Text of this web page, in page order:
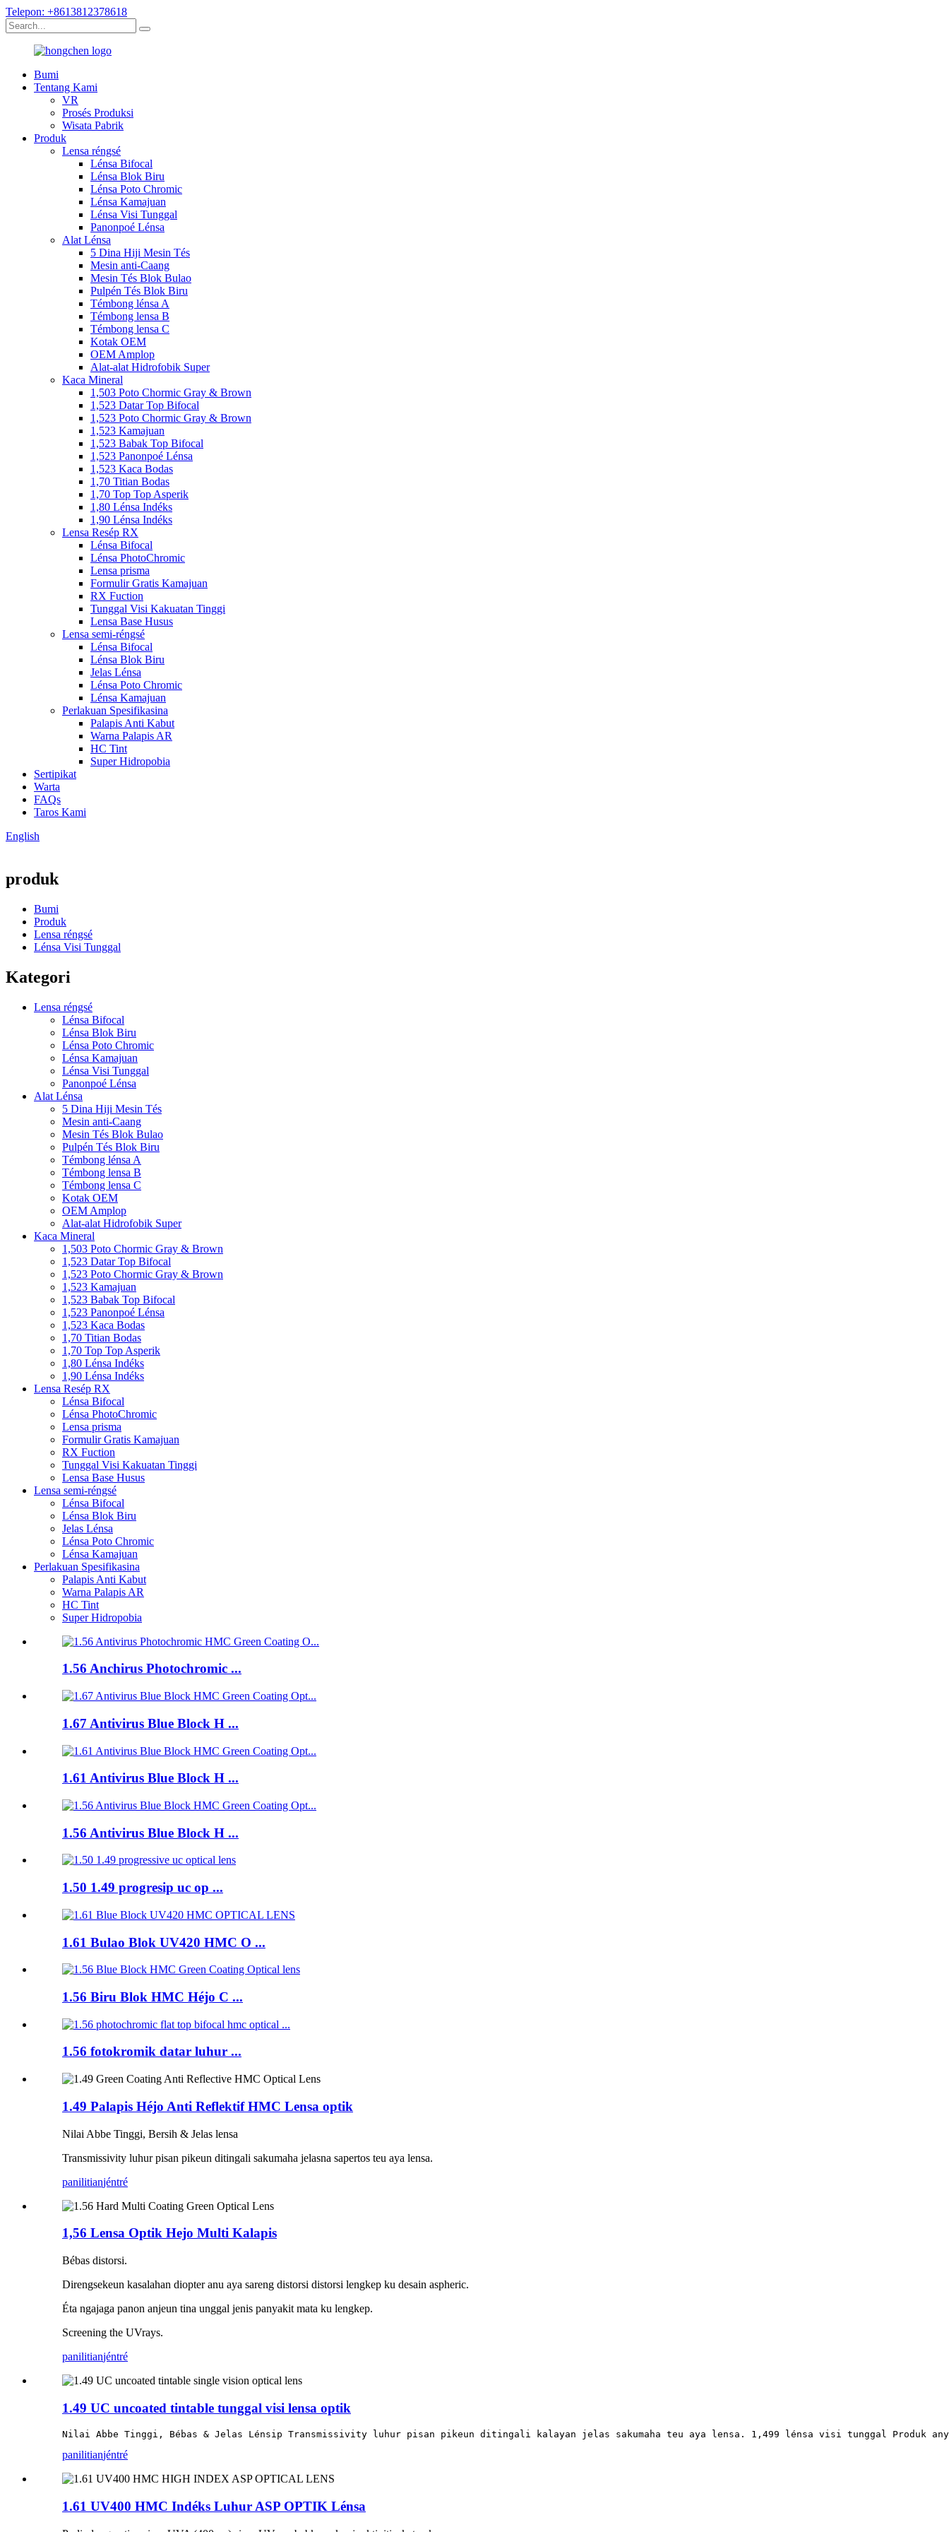
Telepon: +8613812378618
Bumi
Tentang Kami
VR
Prosés Produksi
Wisata Pabrik
Produk
Lensa réngsé
Lénsa Bifocal
Lénsa Blok Biru
Lénsa Poto Chromic
Lénsa Kamajuan
Lénsa Visi Tunggal
Panonpoé Lénsa
Alat Lénsa
5 Dina Hiji Mesin Tés
Mesin anti-Caang
Mesin Tés Blok Bulao
Pulpén Tés Blok Biru
Témbong lénsa A
Témbong lensa B
Témbong lensa C
Kotak OEM
OEM Amplop
Alat-alat Hidrofobik Super
Kaca Mineral
1,503 Poto Chormic Gray & Brown
1,523 Datar Top Bifocal
1,523 Poto Chormic Gray & Brown
1,523 Kamajuan
1,523 Babak Top Bifocal
1,523 Panonpoé Lénsa
1,523 Kaca Bodas
1,70 Titian Bodas
1,70 Top Top Asperik
1,80 Lénsa Indéks
1,90 Lénsa Indéks
Lensa Resép RX
Lénsa Bifocal
Lénsa PhotoChromic
Lensa prisma
Formulir Gratis Kamajuan
RX Fuction
Tunggal Visi Kakuatan Tinggi
Lensa Base Husus
Lensa semi-réngsé
Lénsa Bifocal
Lénsa Blok Biru
Jelas Lénsa
Lénsa Poto Chromic
Lénsa Kamajuan
Perlakuan Spesifikasina
Palapis Anti Kabut
Warna Palapis AR
HC Tint
Super Hidropobia
Sertipikat
Warta
FAQs
Taros Kami
English
produk
Bumi
Produk
Lensa réngsé
Lénsa Visi Tunggal
Kategori
Lensa réngsé
Lénsa Bifocal
Lénsa Blok Biru
Lénsa Poto Chromic
Lénsa Kamajuan
Lénsa Visi Tunggal
Panonpoé Lénsa
Alat Lénsa
5 Dina Hiji Mesin Tés
Mesin anti-Caang
Mesin Tés Blok Bulao
Pulpén Tés Blok Biru
Témbong lénsa A
Témbong lensa B
Témbong lensa C
Kotak OEM
OEM Amplop
Alat-alat Hidrofobik Super
Kaca Mineral
1,503 Poto Chormic Gray & Brown
1,523 Datar Top Bifocal
1,523 Poto Chormic Gray & Brown
1,523 Kamajuan
1,523 Babak Top Bifocal
1,523 Panonpoé Lénsa
1,523 Kaca Bodas
1,70 Titian Bodas
1,70 Top Top Asperik
1,80 Lénsa Indéks
1,90 Lénsa Indéks
Lensa Resép RX
Lénsa Bifocal
Lénsa PhotoChromic
Lensa prisma
Formulir Gratis Kamajuan
RX Fuction
Tunggal Visi Kakuatan Tinggi
Lensa Base Husus
Lensa semi-réngsé
Lénsa Bifocal
Lénsa Blok Biru
Jelas Lénsa
Lénsa Poto Chromic
Lénsa Kamajuan
Perlakuan Spesifikasina
Palapis Anti Kabut
Warna Palapis AR
HC Tint
Super Hidropobia
1.56 Anchirus Photochromic ...
1.67 Antivirus Blue Block H ...
1.61 Antivirus Blue Block H ...
1.56 Antivirus Blue Block H ...
1.50 1.49 progresip uc op ...
1.61 Bulao Blok UV420 HMC O ...
1.56 Biru Blok HMC Héjo C ...
1.56 fotokromik datar luhur ...
1.49 Palapis Héjo Anti Reflektif HMC Lensa optik
Nilai Abbe Tinggi, Bersih & Jelas lensa
Transmissivity luhur pisan pikeun ditingali sakumaha jelasna sapertos teu aya lensa.
panilitianjéntré
1,56 Lensa Optik Hejo Multi Kalapis
Bébas distorsi.
Direngsekeun kasalahan diopter anu aya sareng distorsi distorsi lengkep ku desain aspheric.
Éta ngajaga panon anjeun tina unggal jenis panyakit mata ku lengkep.
Screening the UVrays.
panilitianjéntré
1.49 UC uncoated tintable tunggal visi lensa optik
Nilai Abbe Tinggi, Bébas & Jelas Lénsip Transmissivity luhur pisan pikeun ditingali kalayan jelas sakumaha teu aya lensa. 1,499 lénsa visi tunggal Produk
panilitianjéntré
1.61 UV400 HMC Indéks Luhur ASP OPTIK Lénsa